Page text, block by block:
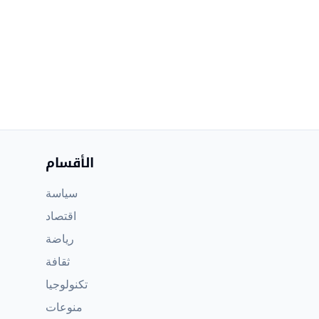
الأقسام
سياسة
اقتصاد
رياضة
ثقافة
تكنولوجيا
منوعات